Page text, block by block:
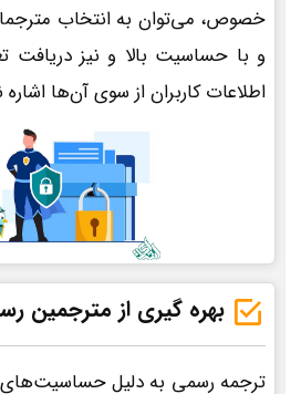
خصوص، می‌توان به انتخاب
و با حساسیت بالا و نیز دریافت
اطلاعات کاربران از سوی آن‌ها اشاره
بهره گیری از مترجمین
ترجمه رسمی به دلیل